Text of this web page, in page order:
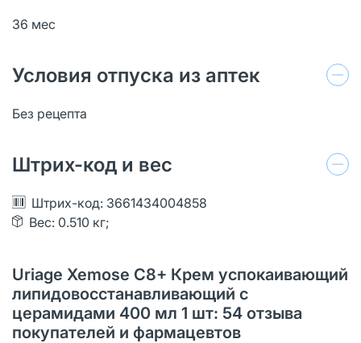
36 мес
Условия отпуска из аптек
Без рецепта
Штрих-код и вес
Штрих-код: 3661434004858
Вес: 0.510 кг;
Uriage Xemose C8+ Крем успокаивающий
липидовосстанавливающий с
церамидами 400 мл 1 шт: 54 отзыва
покупателей и фармацевтов